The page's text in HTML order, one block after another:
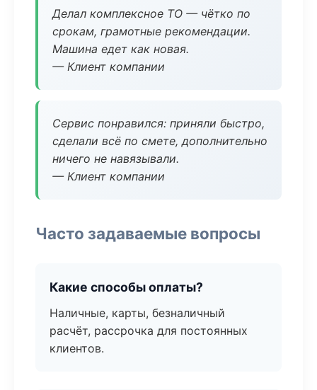
Делал комплексное ТО — чётко по
срокам, грамотные рекомендации.
Машина едет как новая.
— Клиент компании
Сервис понравился: приняли быстро,
сделали всё по смете, дополнительно
ничего не навязывали.
— Клиент компании
Часто задаваемые вопросы
Какие способы оплаты?
Наличные, карты, безналичный
расчёт, рассрочка для постоянных
клиентов.